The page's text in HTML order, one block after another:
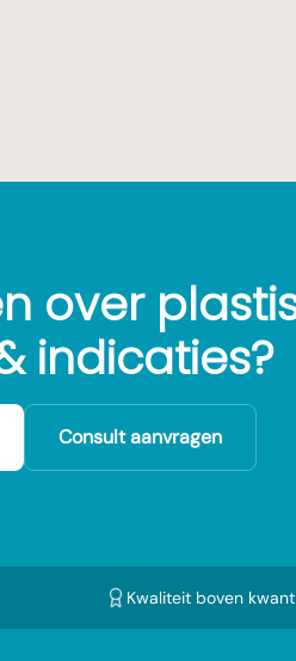
over
indicaties?
Consult aanvragen
Kwaliteit boven